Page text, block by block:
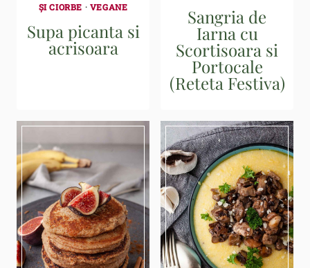
ȘI CIORBE · VEGANE
Supa picanta si
acrisoara
Sangria de
Iarna cu
Scortisoara si
Portocale
(Reteta Festiva)